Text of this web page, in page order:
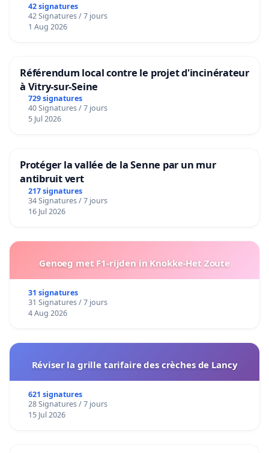
42 signatures
42 Signatures / 7 jours
1 Aug 2026
Référendum local contre le projet d'incinérateur
à Vitry-sur-Seine
729 signatures
40 Signatures / 7 jours
5 Jul 2026
Protéger la vallée de la Senne par un mur
antibruit vert
217 signatures
34 Signatures / 7 jours
16 Jul 2026
Genoeg met F1-rijden in Knokke-Het Zoute
31 signatures
31 Signatures / 7 jours
4 Aug 2026
Réviser la grille tarifaire des crèches de Lancy
621 signatures
28 Signatures / 7 jours
15 Jul 2026